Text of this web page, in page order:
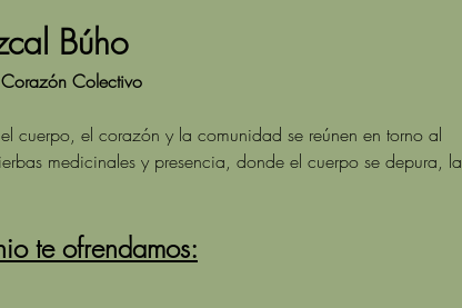
Búho
Colectivo
cuerpo, el corazón y la comunidad se reúnen en torno al
medicinales y presencia, donde el cuerpo se depura, la
te ofrendamos: